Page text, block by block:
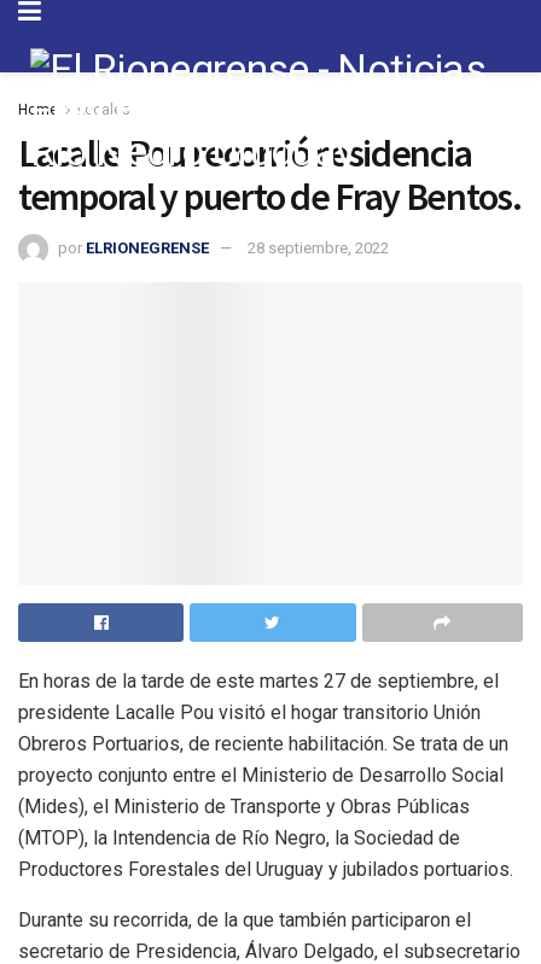
Home Locales
Lacalle Pou recorrió residencia
temporal y puerto de Fray Bentos.
por ELRIONEGRENSE 28 septiembre, 2022
En horas de la tarde de este martes 27 de septiembre, el
presidente Lacalle Pou visitó el hogar transitorio Unión
Obreros Portuarios, de reciente habilitación. Se trata de un
proyecto conjunto entre el Ministerio de Desarrollo Social
(Mides), el Ministerio de Transporte y Obras Públicas
(MTOP), la Intendencia de Río Negro, la Sociedad de
Productores Forestales del Uruguay y jubilados portuarios.
Durante su recorrida, de la que también participaron el
secretario de Presidencia, Álvaro Delgado, el subsecretario